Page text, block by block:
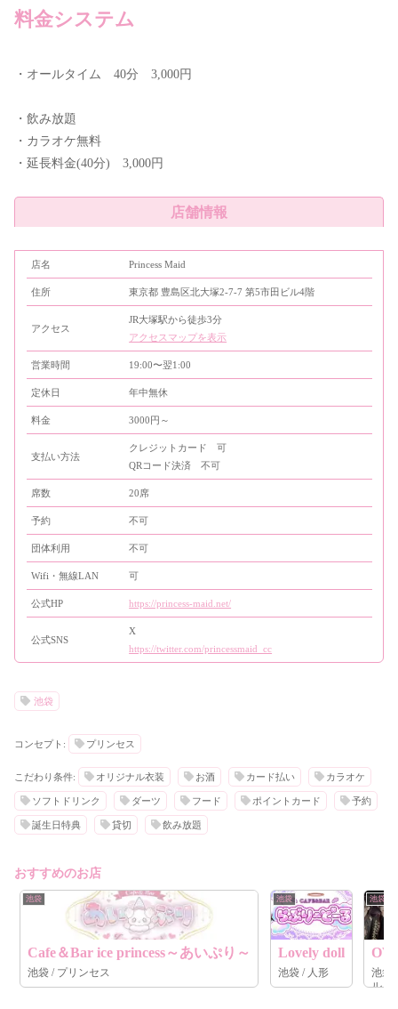
料金システム
・オールタイム 40分 3,000円
・飲み放題
・カラオケ無料
・延長料金(40分) 3,000円
店舗情報
店名 Princess Maid
住所 東京都 豊島区北大塚2-7-7 第5市田ビル4階
アクセス
JR大塚駅から徒歩3分
アクセスマップを表示
営業時間 19:00〜翌1:00
定休日 年中無休
料金 3000円～
支払い方法
クレジットカード 可
QRコード決済 不可
席数 20席
予約 不可
団体利用 不可
Wifi・無線LAN 可
公式HP https://princess-maid.net/
公式SNS
X
https://twitter.com/princessmaid_cc
池袋
コンセプト: プリンセス
こだわり条件: オリジナル衣装 お酒 カード払い カラオケ
ソフトドリンク ダーツ フード ポイントカード 予約
誕生日特典 貸切 飲み放題
おすすめのお店
池袋
Cafe＆Bar ice princess～あいぷり～
池袋 / プリンセス
池袋
Lovely doll
池袋 / 人形
池袋
池袋 / アイド
ル,